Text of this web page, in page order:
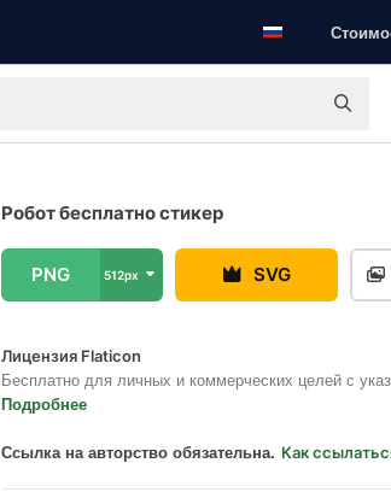
Робот бесплатно стикер
PNG 512px SVG
Лицензия Flaticon
Бесплатно для личных и коммерческих целей с
Подробнее
Ссылка на авторство обязательна. Как